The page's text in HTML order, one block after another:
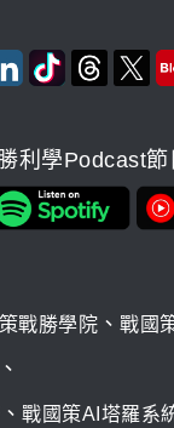
利學Podcast節
戰勝學院 、 戰國
、
、 戰國策AI塔羅系